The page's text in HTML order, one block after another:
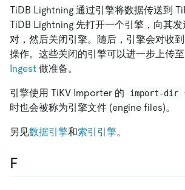
TiDB Lightning 通过引擎将数据传送到
TiDB Lightning 先打开一个引擎，向其
对，然后关闭引擎。随后，引擎会对收
操作。这些关闭的引擎可以进一步上传
Ingest 做准备。
引擎使用 TiKV Importer 的 import-dir
时也会被称为引擎文件 (engine files)。
另见数据引擎和索引引擎。
F